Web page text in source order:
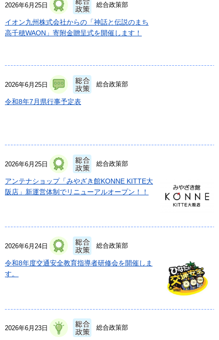
2026年6月25日 総合政策部
イオン九州株式会社からの「神話と伝説のまち
高千穂WAON」寄附金贈呈式を開催します！
2026年6月25日 総合政策部
令和8年7月県行事予定表
2026年6月25日 総合政策部
アンテナショップ「みやざき館KONNE KITTE大
阪店」新運営体制でリニューアルオープン！！
2026年6月24日 総合政策部
令和8年度交通安全教育指導者研修会を開催しま
す。
2026年6月23日 総合政策部